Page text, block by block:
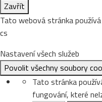
Zavřít
Tato webová stránka
cs
Nastavení všech služeb
Povolit všechny soubory
Tato stránka
fungování, které